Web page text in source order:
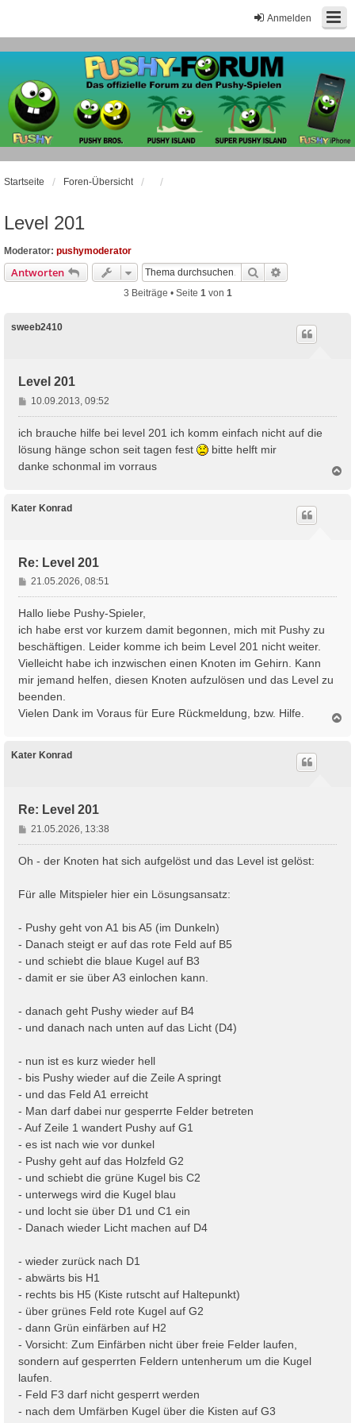
Anmelden
Startseite Foren-Übersicht
Level 201
Moderator: pushymoderator
Antworten Suche
3 Beiträge • Seite 1von 1
sweeb2410
Level 201
B
e
i
r
a
10.09.2013, 09:52
ich brauche hilfe bei level 201 ich komm einfach nicht auf die
lösung hänge schon seit tagen fest
bitte helft mir
danke schonmal im vorraus
Kater Konrad
Re: Level 201
B
e
i
t
a
g
21.05.2026, 08:51
Hallo liebe Pushy-Spieler,
ich habe erst vor kurzem damit begonnen, mich mit Pushy zu
beschäftigen. Leider komme ich beim Level 201 nicht weiter.
Vielleicht habe ich inzwischen einen Knoten im Gehirn. Kann
mir jemand helfen, diesen Knoten aufzulösen und das Level zu
beenden.
Vielen Dank im Voraus für Eure Rückmeldung, bzw. Hilfe.
Kater Konrad
Re: Level 201
B
e
i
a
21.05.2026, 13:38
Oh - der Knoten hat sich aufgelöst und das Level ist gelöst:
Für alle Mitspieler hier ein Lösungsansatz:
- Pushy geht von A1 bis A5 (im Dunkeln)
- Danach steigt er auf das rote Feld auf B5
- und schiebt die blaue Kugel auf B3
- damit er sie über A3 einlochen kann.
- danach geht Pushy wieder auf B4
- und danach nach unten auf das Licht (D4)
- nun ist es kurz wieder hell
- bis Pushy wieder auf die Zeile A springt
- und das Feld A1 erreicht
- Man darf dabei nur gesperrte Felder betreten
- Auf Zeile 1 wandert Pushy auf G1
- es ist nach wie vor dunkel
- Pushy geht auf das Holzfeld G2
- und schiebt die grüne Kugel bis C2
- unterwegs wird die Kugel blau
- und locht sie über D1 und C1 ein
- Danach wieder Licht machen auf D4
- wieder zurück nach D1
- abwärts bis H1
- rechts bis H5 (Kiste rutscht auf Haltepunkt)
- über grünes Feld rote Kugel auf G2
- dann Grün einfärben auf H2
- Vorsicht: Zum Einfärben nicht über freie Felder laufen,
sondern auf gesperrten Feldern untenherum um die Kugel
laufen.
- Feld F3 darf nicht gesperrt werden
- nach dem Umfärben Kugel über die Kisten auf G3